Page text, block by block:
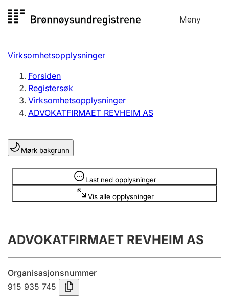
til
Meny
Registersøk
Aksjeselskap
Enkeltpersonforetak
Registrere, endre, slette
Lag og forening
Registrere, endre, slette
Årsregnskap
Innsending og forsinkelsesgebyr
Tinglysing
Virksomhetsopplysninger
Forsiden
Registersøk
Virksomhetsopplysninger
ADVOKATFIRMAET REVHEIM AS
Mørk bakgrunn
Last ned opplysninger
Vis alle opplysninger
Opplysninger er skjult
ADVOKATFIRMAET REVHEIM AS
Organisasjonsnummer
915 935 745